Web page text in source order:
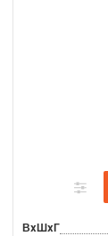
ВxШxГ